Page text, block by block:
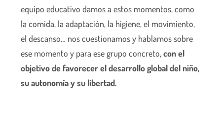
equipo educativo damos a estos momentos, como
la comida, la adaptación, la higiene, el movimiento,
el descanso… nos cuestionamos y hablamos sobre
ese momento y para ese grupo concreto,con el
objetivo de favorecer el desarrollo global del niño,
su autonomía y su libertad.